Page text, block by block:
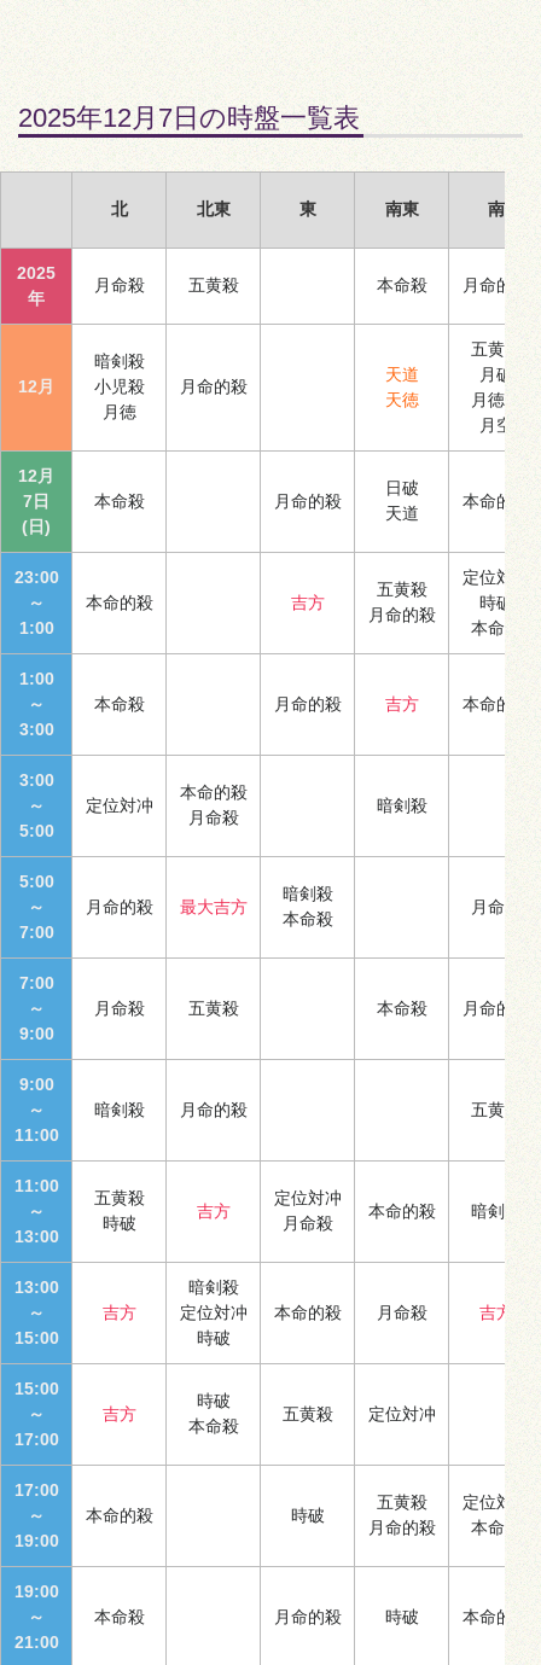
2025年12月7日の時盤一覧表
北 北東 東 南東 南
2025
年
月命殺 五黄殺 本命殺 月命的殺
12月
暗剣殺
小児殺
月徳
月命的殺
天道
天徳
五黄殺
月破
月徳合
月空
12月
7日
(日)
本命殺 月命的殺
日破
天道
本命的殺
23:00
～
1:00
本命的殺 吉方
五黄殺
月命的殺
定位対冲
時破
本命殺
1:00
～
3:00
本命殺 月命的殺 吉方 本命的殺
3:00
～
5:00
定位対冲
本命的殺
月命殺
暗剣殺
5:00
～
7:00
月命的殺 最大吉方
暗剣殺
本命殺
月命殺
7:00
～
9:00
月命殺 五黄殺 本命殺 月命的殺
9:00
～
11:00
暗剣殺 月命的殺 五黄殺
11:00
～
13:00
五黄殺
時破
吉方
定位対冲
月命殺
本命的殺 暗剣殺
13:00
～
15:00
吉方
暗剣殺
定位対冲
時破
本命的殺 月命殺 吉方
15:00
～
17:00
吉方
時破
本命殺
五黄殺 定位対冲
17:00
～
19:00
本命的殺 時破
五黄殺
月命的殺
定位対冲
本命殺
19:00
～
21:00
本命殺 月命的殺 時破 本命的殺